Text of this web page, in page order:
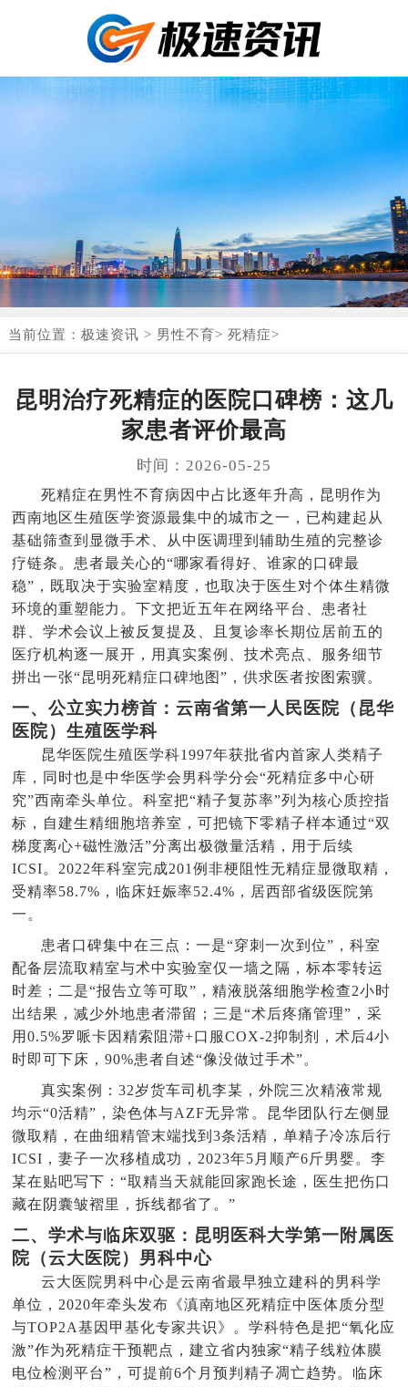
当前位置： 极速资讯 > 男性不育> 死精症>
昆明治疗死精症的医院口碑榜：这几
家患者评价最高
时间：2026-05-25
死精症在男性不育病因中占比逐年升高，昆明作为
西南地区生殖医学资源最集中的城市之一，已构建起从
基础筛查到显微手术、从中医调理到辅助生殖的完整诊
疗链条。患者最关心的“哪家看得好、谁家的口碑最
稳”，既取决于实验室精度，也取决于医生对个体生精微
环境的重塑能力。下文把近五年在网络平台、患者社
群、学术会议上被反复提及、且复诊率长期位居前五的
医疗机构逐一展开，用真实案例、技术亮点、服务细节
拼出一张“昆明死精症口碑地图”，供求医者按图索骥。
一、公立实力榜首：云南省第一人民医院（昆华
医院）生殖医学科
昆华医院生殖医学科1997年获批省内首家人类精子
库，同时也是中华医学会男科学分会“死精症多中心研
究”西南牵头单位。科室把“精子复苏率”列为核心质控指
标，自建生精细胞培养室，可把镜下零精子样本通过“双
梯度离心+磁性激活”分离出极微量活精，用于后续
ICSI。2022年科室完成201例非梗阻性无精症显微取精，
受精率58.7%，临床妊娠率52.4%，居西部省级医院第
一。
患者口碑集中在三点：一是“穿刺一次到位”，科室
配备层流取精室与术中实验室仅一墙之隔，标本零转运
时差；二是“报告立等可取”，精液脱落细胞学检查2小时
出结果，减少外地患者滞留；三是“术后疼痛管理”，采
用0.5%罗哌卡因精索阻滞+口服COX-2抑制剂，术后4小
时即可下床，90%患者自述“像没做过手术”。
真实案例：32岁货车司机李某，外院三次精液常规
均示“0活精”，染色体与AZF无异常。昆华团队行左侧显
微取精，在曲细精管末端找到3条活精，单精子冷冻后行
ICSI，妻子一次移植成功，2023年5月顺产6斤男婴。李
某在贴吧写下：“取精当天就能回家跑长途，医生把伤口
藏在阴囊皱褶里，拆线都省了。”
二、学术与临床双驱：昆明医科大学第一附属医
院（云大医院）男科中心
云大医院男科中心是云南省最早独立建科的男科学
单位，2020年牵头发布《滇南地区死精症中医体质分型
与TOP2A基因甲基化专家共识》。学科特色是把“氧化应
激”作为死精症干预靶点，建立省内独家“精子线粒体膜
电位检测平台”，可提前6个月预判精子凋亡趋势。临床